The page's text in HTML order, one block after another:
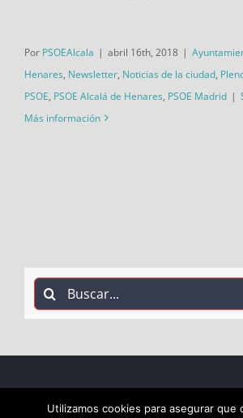
Por PSOEAlcala | abril 16th, 2018 |
Henares, Newsletter, Noticias de la ciudad,
PSOE, PSOE Alcalá de Henares, PSOE Madrid |
Más información
Buscar:
COPYRIGHT 2018 Socialistas de
Utilizamos cookies para asegurar que